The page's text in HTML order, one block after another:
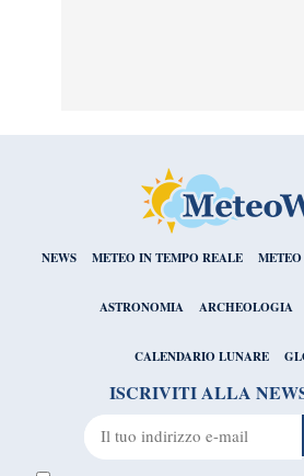
NEWS METEO IN TEMPO REALE METEO
ASTRONOMIA ARCHEOLOGIA
CALENDARIO LUNARE
ISCRIVITI ALLA